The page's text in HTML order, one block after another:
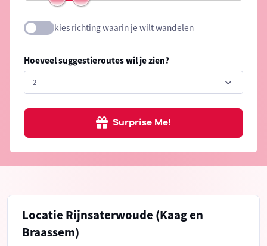
kies richting waarin je wilt wandelen
Hoeveel suggestieroutes wil je zien?
Surprise Me!
Locatie Rijnsaterwoude (Kaag en
Braassem)